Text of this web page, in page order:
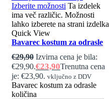
Izberite možnosti Ta izdelek
ima več različic. Možnosti
lahko izberete na strani izdelka
Quick View
Bavarec kostum za odrasle
€29,90 Izvirna cena je bila:
€29,90.€23,90Trenutna cena
je: €23,90. vključno z DDV
Bavarec kostum za odrasle
količina